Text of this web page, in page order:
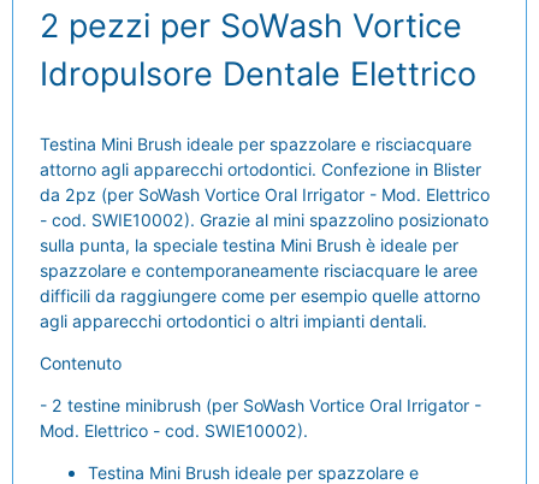
2 pezzi per SoWash Vortice
Idropulsore Dentale Elettrico
Testina Mini Brush ideale per spazzolare e risciacquare
attorno agli apparecchi ortodontici. Confezione in Blister
da 2pz (per SoWash Vortice Oral Irrigator - Mod. Elettrico
- cod. SWIE10002). Grazie al mini spazzolino posizionato
sulla punta, la speciale testina Mini Brush è ideale per
spazzolare e contemporaneamente risciacquare le aree
difficili da raggiungere come per esempio quelle attorno
agli apparecchi ortodontici o altri impianti dentali.
Contenuto
- 2 testine minibrush (per SoWash Vortice Oral Irrigator -
Mod. Elettrico - cod. SWIE10002).
Testina Mini Brush ideale per spazzolare e